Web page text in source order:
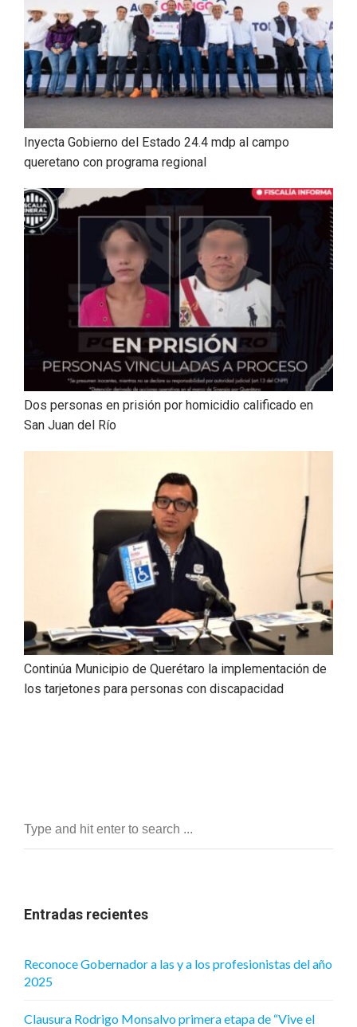
Inyecta Gobierno del Estado 24.4 mdp al campo
queretano con programa regional
Dos personas en prisión por homicidio calificado en
San Juan del Río
Continúa Municipio de Querétaro la implementación de
los tarjetones para personas con discapacidad
Entradas recientes
Reconoce Gobernador a las y a los profesionistas del año
2025
Clausura Rodrigo Monsalvo primera etapa de “Vive el